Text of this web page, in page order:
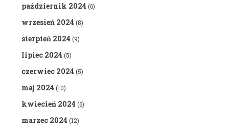
październik 2024 (6)
wrzesień 2024 (8)
sierpień 2024 (9)
lipiec 2024 (5)
czerwiec 2024 (5)
maj 2024 (10)
kwiecień 2024 (6)
marzec 2024 (12)